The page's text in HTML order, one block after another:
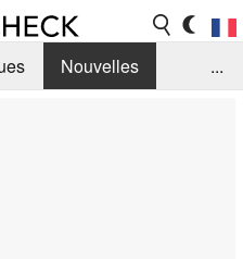
Nouvelles
...